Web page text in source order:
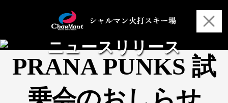
ニュースリリース
PRANA PUNKS 試